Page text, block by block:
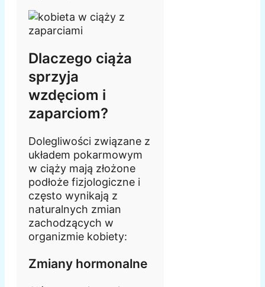
Dlaczego ciąża
sprzyja
wzdęciom i
zaparciom?
Dolegliwości związane z
układem pokarmowym
w ciąży mają złożone
podłoże fizjologiczne i
często wynikają z
naturalnych zmian
zachodzących w
organizmie kobiety:
Zmiany hormonalne